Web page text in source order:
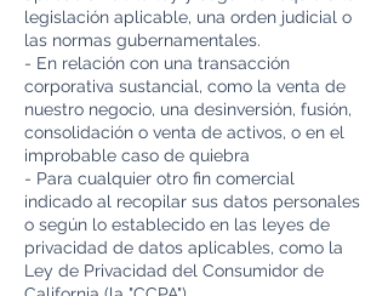
legislación aplicable, una orden judicial o
las normas gubernamentales.
- En relación con una transacción
corporativa sustancial, como la venta de
nuestro negocio, una desinversión, fusión,
consolidación o venta de activos, o en el
improbable caso de quiebra
- Para cualquier otro fin comercial
indicado al recopilar sus datos personales
o según lo establecido en las leyes de
privacidad de datos aplicables, como la
Ley de Privacidad del Consumidor de